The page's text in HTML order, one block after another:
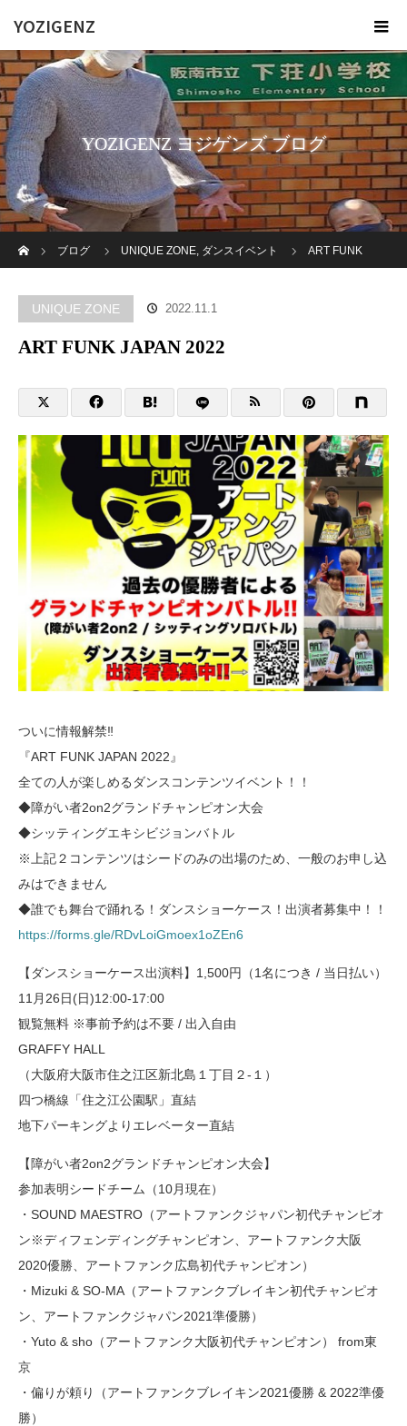
YOZIGENZ
YOZIGENZ ヨジゲンズ ブログ
ブログ
UNIQUE ZONE, ダンスイベント ART FUNK
UNIQUE ZONE 2022.11.1
ART FUNK JAPAN 2022
ついに情報解禁‼️
『ART FUNK JAPAN 2022』
全ての人が楽しめるダンスコンテンツイベント！！
◆障がい者2on2グランドチャンピオン大会
◆シッティングエキシビジョンバトル
※上記２コンテンツはシードのみの出場のため、一般のお申し込
みはできません
◆誰でも舞台で踊れる！ダンスショーケース！出演者募集中！！
https://forms.gle/RDvLoiGmoex1oZEn6
【ダンスショーケース出演料】1,500円（1名につき / 当日払い）
11月26日(日)12:00-17:00
観覧無料 ※事前予約は不要 / 出入自由
GRAFFY HALL
（大阪府大阪市住之江区新北島１丁目２-１）
四つ橋線「住之江公園駅」直結
地下パーキングよりエレベーター直結
【障がい者2on2グランドチャンピオン大会】
参加表明シードチーム（10月現在）
・SOUND MAESTRO（アートファンクジャパン初代チャンピオ
ン※ディフェンディングチャンピオン、アートファンク大阪
2020優勝、アートファンク広島初代チャンピオン）
・Mizuki & SO-MA（アートファンクブレイキン初代チャンピオ
ン、アートファンクジャパン2021準優勝）
・Yuto & sho（アートファンク大阪初代チャンピオン） from東
京
・偏りが頼り（アートファンクブレイキン2021優勝 & 2022準優
勝）